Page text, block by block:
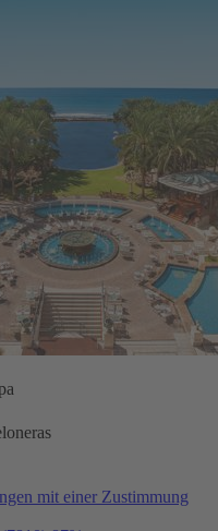
mit einer Zustimmung